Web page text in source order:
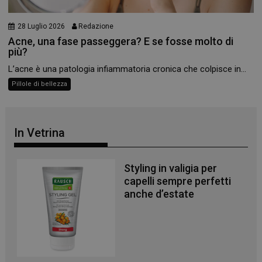
28 Luglio 2026 Redazione
Acne, una fase passeggera? E se fosse molto di
più?
L’acne è una patologia infiammatoria cronica che colpisce in...
Pillole di bellezza
In Vetrina
Styling in valigia per
capelli sempre perfetti
anche d’estate
.www.panoramacosmetico.it
Sessione